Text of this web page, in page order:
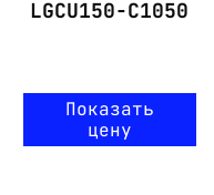
LGCU150-C1050
Показать
цену